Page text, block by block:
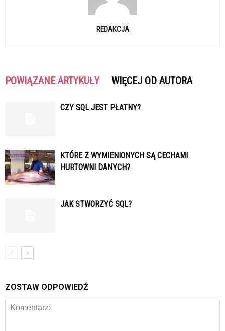
REDAKCJA
POWIĄZANE ARTYKUŁY WIĘCEJ OD AUTORA
CZY SQL JEST PŁATNY?
KTÓRE Z WYMIENIONYCH SĄ CECHAMI
HURTOWNI DANYCH?
JAK STWORZYĆ SQL?
ZOSTAW ODPOWIEDŹ